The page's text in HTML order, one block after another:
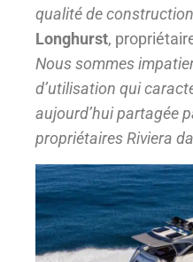
qualité de
Longhurst,
Nous sommes
d’utilisation qui
aujourd’hui partagée
propriétaires Riviera